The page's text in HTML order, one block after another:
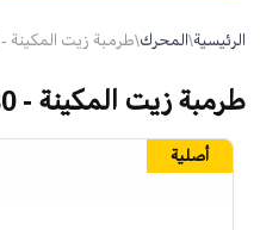
الرئيسية\المحرك\طرمبة زيت المكينة - 1510425030
طرمبة زيت المكينة - 1510425030
أصلية